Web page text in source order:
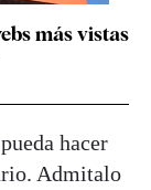
más vistas
hacer
Admitalo